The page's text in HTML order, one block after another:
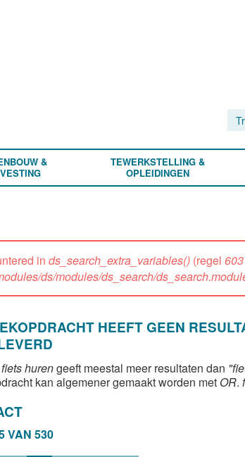
&
TEWERKSTELLING &
OPLEIDINGEN
in ds_search_extra_variables() (regel 603
ds/modules/ds_search/
HEEFT GEEN
fiets hurengeeft meestal meer resultaten dan
kan algemener gemaakt worden met OR.
VAN 530